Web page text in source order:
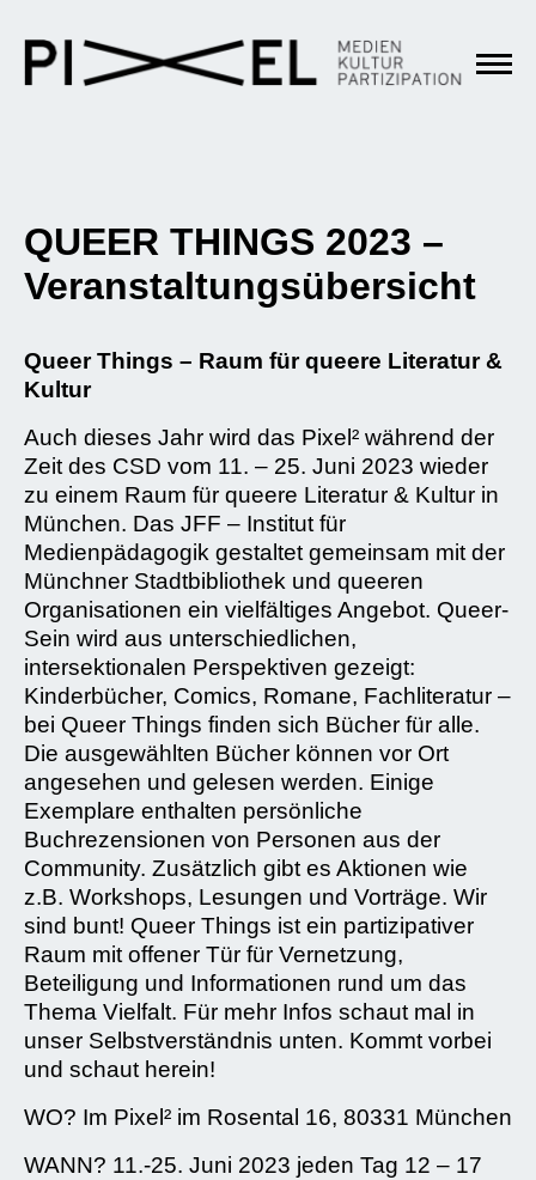
QUEER THINGS 2023 –
Veranstaltungsübersicht
Queer Things – Raum für queere Literatur &
Kultur
Auch dieses Jahr wird das Pixel² während der
Zeit des CSD vom 11. – 25. Juni 2023 wieder
zu einem Raum für queere Literatur & Kultur in
München. Das JFF – Institut für
Medienpädagogik gestaltet gemeinsam mit der
Münchner Stadtbibliothek und queeren
Organisationen ein vielfältiges Angebot. Queer-
Sein wird aus unterschiedlichen,
intersektionalen Perspektiven gezeigt:
Kinderbücher, Comics, Romane, Fachliteratur –
bei Queer Things finden sich Bücher für alle.
Die ausgewählten Bücher können vor Ort
angesehen und gelesen werden. Einige
Exemplare enthalten persönliche
Buchrezensionen von Personen aus der
Community. Zusätzlich gibt es Aktionen wie
z.B. Workshops, Lesungen und Vorträge. Wir
sind bunt! Queer Things ist ein partizipativer
Raum mit offener Tür für Vernetzung,
Beteiligung und Informationen rund um das
Thema Vielfalt. Für mehr Infos schaut mal in
unser Selbstverständnis unten. Kommt vorbei
und schaut herein!
WO? Im Pixel² im Rosental 16, 80331 München
WANN? 11.-25. Juni 2023 jeden Tag 12 – 17